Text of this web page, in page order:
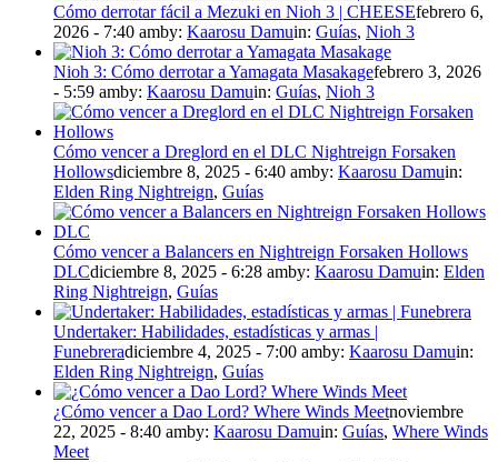
Cómo derrotar fácil a Mezuki en Nioh 3 | CHEESEfebrero 6,
2026 - 7:40 amby: Kaarosu Damuin: Guías, Nioh 3
Nioh 3: Cómo derrotar a Yamagata Masakagefebrero 3, 2026
- 5:59 amby: Kaarosu Damuin: Guías, Nioh 3
Cómo vencer a Dreglord en el DLC Nightreign Forsaken
Hollowsdiciembre 8, 2025 - 6:40 amby: Kaarosu Damuin:
Elden Ring Nightreign, Guías
Cómo vencer a Balancers en Nightreign Forsaken Hollows
DLCdiciembre 8, 2025 - 6:28 amby: Kaarosu Damuin: Elden
Ring Nightreign, Guías
Undertaker: Habilidades, estadísticas y armas |
Funebreradiciembre 4, 2025 - 7:00 amby: Kaarosu Damuin:
Elden Ring Nightreign, Guías
¿Cómo vencer a Dao Lord? Where Winds Meetnoviembre
22, 2025 - 8:40 amby: Kaarosu Damuin: Guías, Where Winds
Meet